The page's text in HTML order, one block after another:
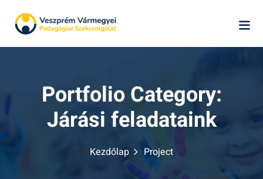
content
Portfolio Category:
Járási feladataink
Kezdőlap Project